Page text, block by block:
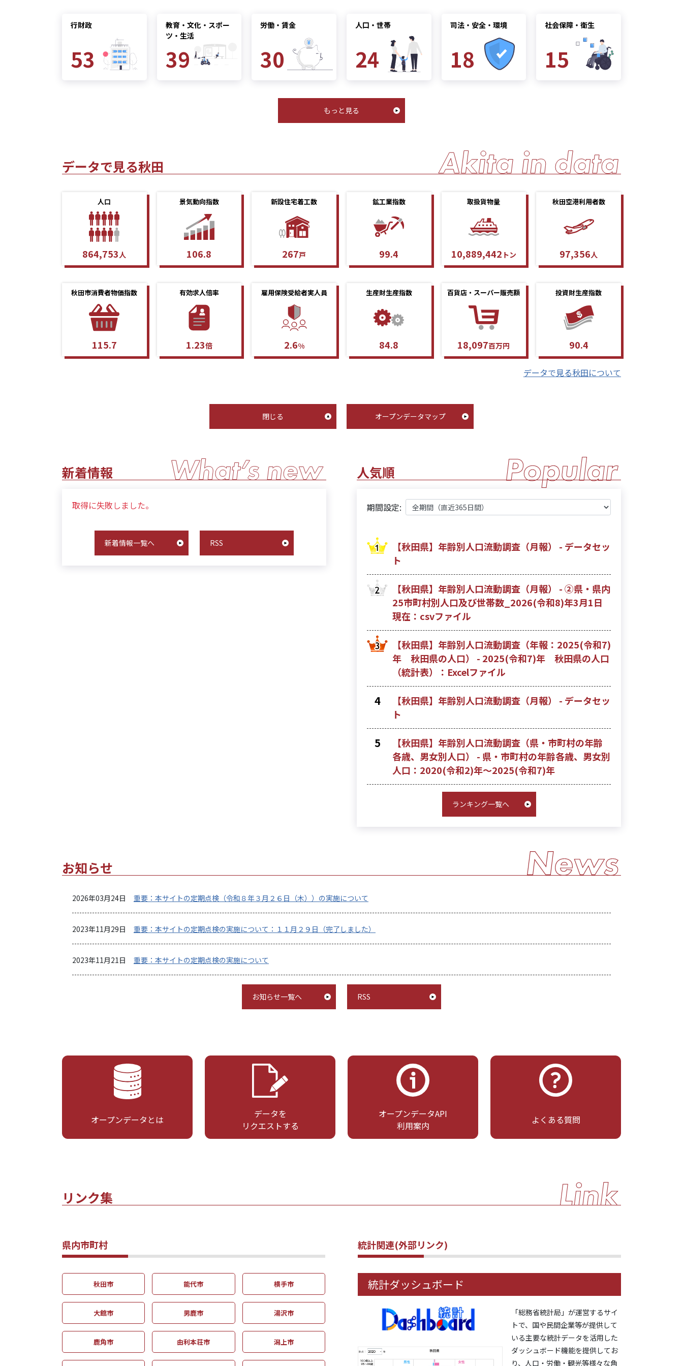
行財政
53
教育・文化・スポー
ツ・生活
39
労働・賃金
30
人口・世帯
24
司法・安全・環境
18
社会保障・衛生
15
もっと見る
データで見る秋田
人口
864,753人
景気動向指数
106.8
新設住宅着工数
267戸
鉱工業指数
99.4
取扱貨物量
10,889,442 トン
秋田空港利用者数
97,356人
秋田市消費者物価指数
115.7
有効求人倍率
1.23倍
雇用保険受給者実人員
2.6%
生産財生産指数
84.8
百貨店・スーパー販売額
18,097百万円
投資財生産指数
90.4
データで見る秋田について
閉じる オープンデータマップ
新着情報
取得に失敗しました。
新着情報一覧へ RSS
人気順
期間設定:
【秋田県】年齢別人口流動調査（月報） - データセッ
ト
【秋田県】年齢別人口流動調査（月報） - ②県・県内
25市町村別人口及び世帯数_2026(令和8)年3月1日
現在：csvファイル
【秋田県】年齢別人口流動調査（年報：2025(令和7)
年 秋田県の人口） - 2025(令和7)年 秋田県の人口
（統計表）：Excelファイル
【秋田県】年齢別人口流動調査（月報） - データセッ
ト
【秋田県】年齢別人口流動調査（県・市町村の年齢
各歳、男女別人口） - 県・市町村の年齢各歳、男女別
人口：2020(令和2)年～2025(令和7)年
ランキング一覧へ
お知らせ
2026年03月24日 重要：本サイトの定期点検（令和８年３月２６日（木））の実施について
2023年11月29日 重要：本サイトの定期点検の実施について：１１月２９日（完了しました）
2023年11月21日 重要：本サイトの定期点検の実施について
お知らせ一覧へ RSS
オープンデータとは
データを
リクエストする
オープンデータAPI
利用案内
よくある質問
リンク集
県内市町村
秋田市 能代市 横手市
大館市 男鹿市 湯沢市
鹿角市 由利本荘市 潟上市
統計関連(外部リンク)
統計ダッシュボード
「総務省統計局」が運営するサイ
トで、国や民間企業等が提供して
いる主要な統計データを活用した
ダッシュボード機能を提供してお
り、人口・労働・観光等様々な角